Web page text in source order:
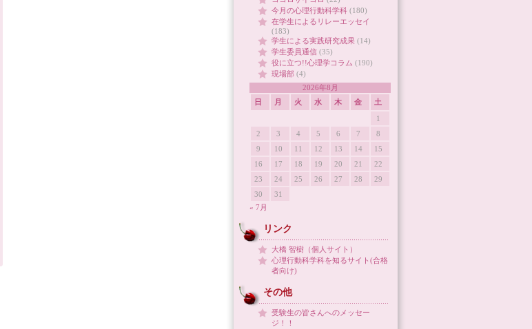
今月の心理行動科学科 (180)
在学生によるリレーエッセイ
(183)
学生による実践研究成果 (14)
学生委員通信 (35)
役に立つ!!心理学コラム (190)
現場部 (4)
2026年8月
日
月 火 水 木 金
土
1
2
3 4 5 6 7
8
9
10 11 12 13 14
15
16
17 18 19 20 21
22
23
24 25 26 27 28
29
30
31
« 7月
リンク
大橋 智樹（個人サイト）
心理行動科学科を知るサイト(合格
者向け)
その他
受験生の皆さんへのメッセー
ジ！！